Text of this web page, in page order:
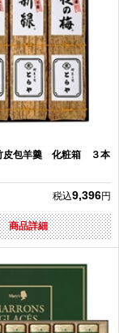
皮包羊羹 化粧箱 ３本
税込9,396円
商品詳細